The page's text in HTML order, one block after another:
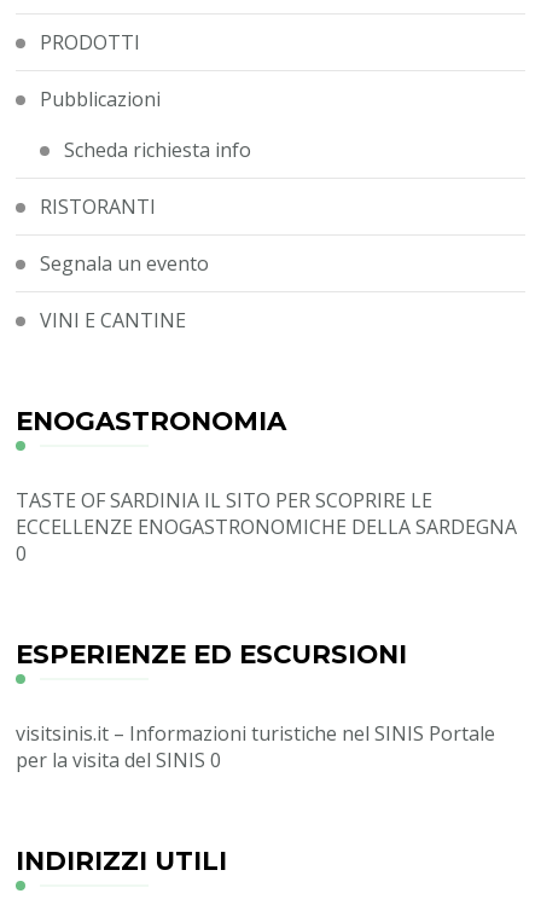
PRODOTTI
Pubblicazioni
Scheda richiesta info
RISTORANTI
Segnala un evento
VINI E CANTINE
ENOGASTRONOMIA
TASTE OF SARDINIA IL SITO PER SCOPRIRE LE
ECCELLENZE ENOGASTRONOMICHE DELLA SARDEGNA
0
ESPERIENZE ED ESCURSIONI
visitsinis.it – Informazioni turistiche nel SINIS Portale
per la visita del SINIS 0
INDIRIZZI UTILI